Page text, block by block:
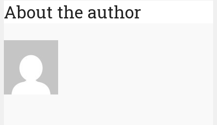
About the author